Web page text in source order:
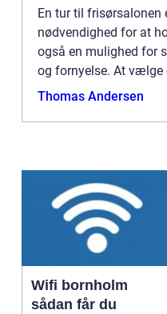
En tur til frisørsalonen
nødvendighed for at
også en mulighed for
og fornyelse. At vælge
essentielt for at sikre,
Thomas Andersen
Wifi bornholm
sådan får du